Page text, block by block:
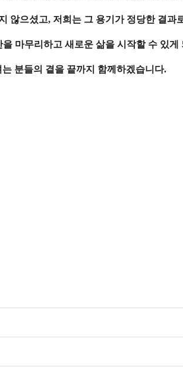
않으셨고, 저희는 그 용기가 정당한 결과
마무리하고 새로운 삶을 시작할 수 있게
분들의 곁을 끝까지 함께하겠습니다.